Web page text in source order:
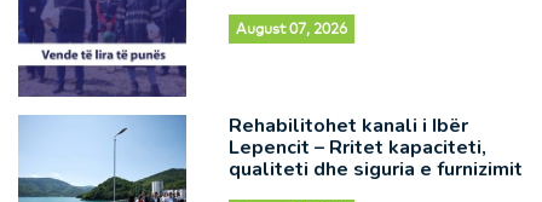
August 07, 2026
Rehabilitohet kanali i Ibër
Lepencit – Rritet kapaciteti,
qualiteti dhe siguria e furnizimit